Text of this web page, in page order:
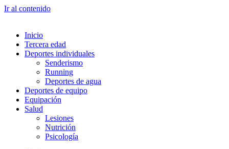
Ir al contenido
Inicio
Tercera edad
Deportes individuales
Senderismo
Running
Deportes de agua
Deportes de equipo
Equipación
Salud
Lesiones
Nutrición
Psicología